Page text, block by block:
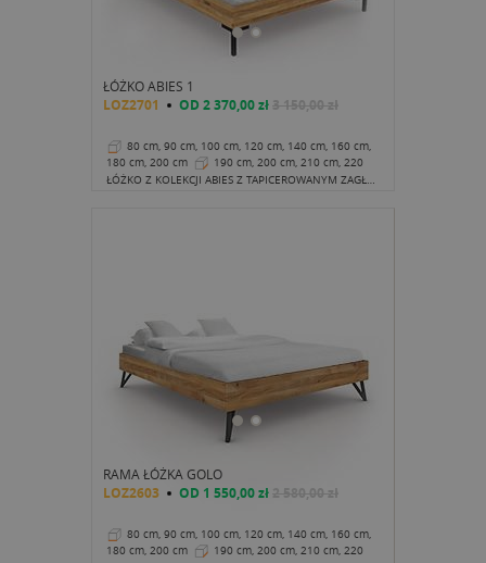
ŁÓŻKO ABIES 1
LOZ2701 OD 2 370,00 zł3 150,00 zł
80 cm, 90 cm, 100 cm, 120 cm, 140 cm, 160 cm,
180 cm, 200 cm
190 cm, 200 cm, 210 cm, 220
cm
38 cm ŁÓŻKO Z KOLEKCJI ABIES Z TAPICEROWANYM ZAGŁÓWKIEM TO PROPOZYCJA DEDYKOWANA NOWOCZESNYM, CHOĆ PRZYTULNYM, LOFTOWYM SYPIALNIOM.
RAMA ŁÓŻKA GOLO
LOZ2603 OD 1 550,00 zł 2 580,00 zł
80 cm, 90 cm, 100 cm, 120 cm, 140 cm, 160 cm,
180 cm, 200 cm
190 cm, 200 cm, 210 cm, 220